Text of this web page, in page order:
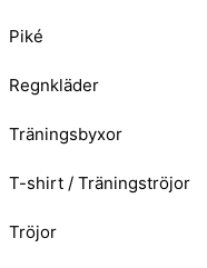
Piké
Regnkläder
Träningsbyxor
T-shirt / Träningströjor
Tröjor